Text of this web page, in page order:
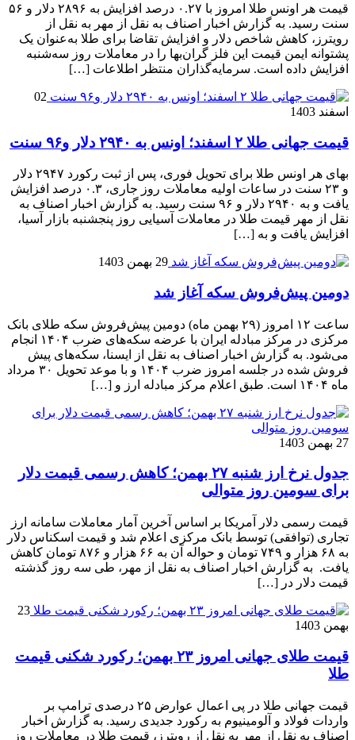
قیمت هر اونس طلا امروز با ۰.۲۷ درصد افزایش به ۲۸۹۶ دلار و ۵۶
سنت رسید. به گزارش اخبار اصناف به نقل از مهر به نقل از
رویترز، کاهش شاخص دلار و افزایش تقاضا برای طلا به‌عنوان یک
پشتوانه ایمن قیمت این فلز گران‌بها را در معاملات روز سه‌شنبه
افزایش داده است. سرمایه‌گذاران منتظر اطلاعات […]
02
اسفند 1403
قیمت جهانی طلا ۲ اسفند؛ اونس به ۲۹۴۰ دلار و۹۶ سنت
بهای هر اونس طلا برای تحویل فوری، پس از ثبت رکورد ۲۹۴۷ دلار
و ۲۳ سنت در ساعات اولیه معاملات روز جاری، ۰.۳ درصد افزایش
یافت و به ۲۹۴۰ دلار و ۹۶ سنت رسید. به گزارش اخبار اصناف به
نقل از مهر قیمت طلا در معاملات آسیایی روز پنجشنبه بازار آسیا،
افزایش یافت و به […]
29 بهمن 1403
دومین پیش‌فروش سکه آغاز شد
ساعت ۱۲ امروز (۲۹ بهمن ماه) دومین پیش‌فروش سکه طلای بانک
مرکزی در مرکز مبادله ایران با عرضه سکه‌های ضرب ۱۴۰۴ انجام
می‌شود. به گزارش اخبار اصناف به نقل از ایسنا، سکه‌های پیش
فروش شده در جلسه امروز ضرب ۱۴۰۴ و با موعد تحویل ۳۰ مرداد
ماه ۱۴۰۴ است. طبق اعلام مرکز مبادله ارز و […]
27 بهمن 1403
جدول نرخ ارز شنبه ۲۷ بهمن؛ کاهش رسمی قیمت دلار
برای سومین روز متوالی
قیمت رسمی دلار آمریکا بر اساس آخرین آمار معاملات سامانه ارز
تجاری (توافقی) توسط بانک مرکزی اعلام شد و قیمت اسکناس دلار
به ۶۸ هزار و ۷۴۹ تومان و حواله آن به ۶۶ هزار و ۸۷۶ تومان کاهش
یافت. ‌ به گزارش اخبار اصناف به نقل از مهر، طی سه روز گذشته
قیمت دلار در […]
23
بهمن 1403
قیمت طلای جهانی امروز ۲۳ بهمن؛ رکورد شکنی قیمت
طلا
قیمت جهانی طلا در پی اعمال عوارض ۲۵ درصدی ترامپ بر
واردات فولاد و آلومینیوم به رکورد جدیدی رسید. به گزارش اخبار
اصناف به نقل از مهر به نقل از رویترز، قیمت طلا در معاملات روز